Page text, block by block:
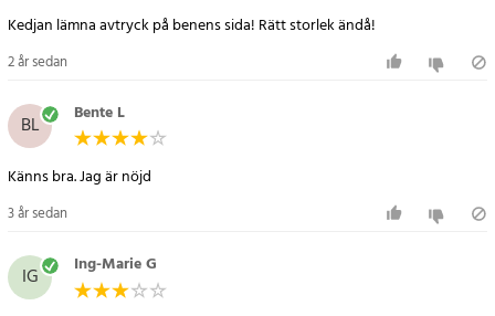
Kedjan lämna avtryck på benens sida! Rätt storlek ändå!
2 år sedan
BL Bente L
Känns bra. Jag är nöjd
3 år sedan
IG Ing-Marie G